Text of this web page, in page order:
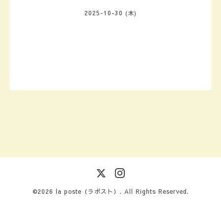
2025-10-30 (木)
©2026 la poste（ラポスト） . All Rights Reserved.